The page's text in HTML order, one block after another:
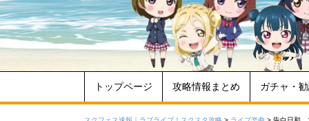
トップページ 攻略情報まとめ ガチャ・